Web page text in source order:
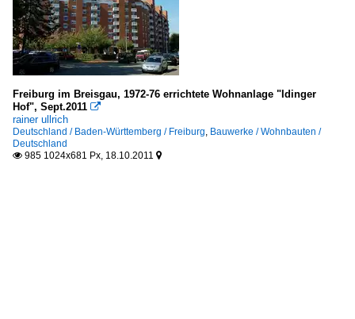
Freiburg im Breisgau, 1972-76 errichtete Wohnanlage "Idinger
Hof", Sept.2011 
rainer ullrich
Deutschland / Baden-Württemberg / Freiburg, Bauwerke / Wohnbauten /
Deutschland
 985 1024x681 Px, 18.10.2011 